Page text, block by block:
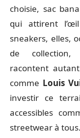
choisie, sac
qui attirent
sneakers, elles,
de collection,
racontent
comme Louis
investir ce
accessibles
streetwear à tous.